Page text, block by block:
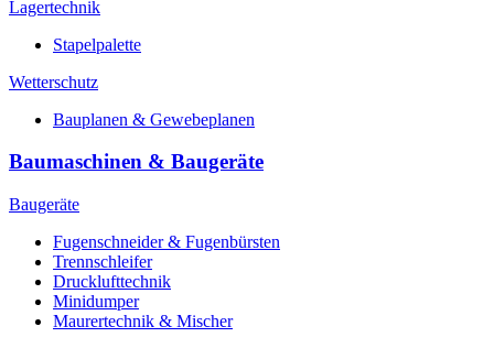
Lagertechnik
Stapelpalette
Wetterschutz
Bauplanen & Gewebeplanen
Baumaschinen & Baugeräte
Baugeräte
Fugenschneider & Fugenbürsten
Trennschleifer
Drucklufttechnik
Minidumper
Maurertechnik & Mischer